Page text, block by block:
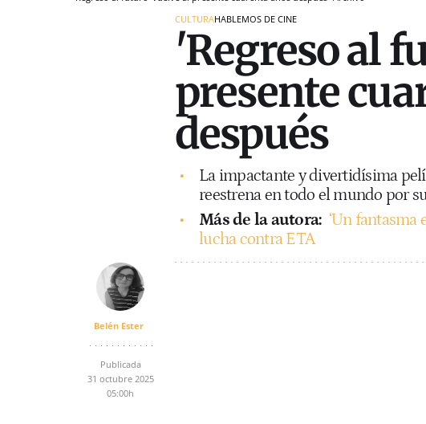
CULTURAHABLEMOS DE CINE
'Regreso al
presente
después
La impactante y divertidísima
reestrena en todo el mundo por
Más de la autora: ‘Un fantasma
lucha contra ETA
Belén Ester
Publicada
31 octubre 2025
05:00h